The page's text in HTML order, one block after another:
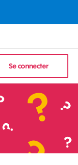
Se connecter